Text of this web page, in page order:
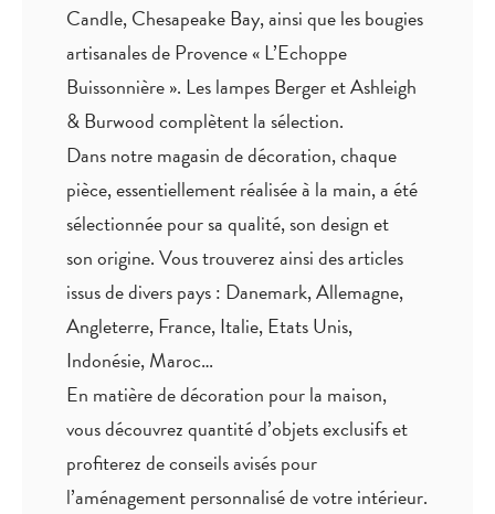
Candle, Chesapeake Bay, ainsi que les bougies
artisanales de Provence « L’Echoppe
Buissonnière ». Les lampes Berger et Ashleigh
& Burwood complètent la sélection.
Dans notre magasin de décoration, chaque
pièce,essentiellement réalisée à la main, a été
sélectionnée pour sa qualité, son design et
son origine. Vous trouverez ainsi des articles
issus de divers pays : Danemark, Allemagne,
Angleterre, France, Italie, Etats Unis,
Indonésie, Maroc…
En matière de décoration pour la maison,
vous découvrez quantitéd’objets exclusifset
profiterez deconseils aviséspour
l’aménagement personnalisé de votre intérieur.